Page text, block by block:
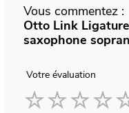
Vous commentez :
Otto Link
saxophone
Votre évaluation